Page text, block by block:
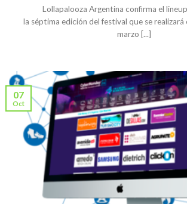
Lollapalooza Argentina confirma el
la séptima edición del festival que se realizará
marzo [...]
07
Oct